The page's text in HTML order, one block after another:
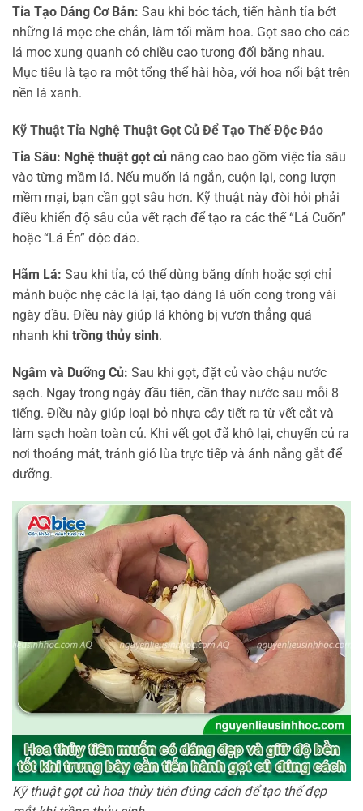
Tỉa Tạo Dáng Cơ Bản: Sau khi bóc tách, tiến hành tỉa bớt
những lá mọc che chắn, làm tối mầm hoa. Gọt sao cho các
lá mọc xung quanh có chiều cao tương đối bằng nhau.
Mục tiêu là tạo ra một tổng thể hài hòa, với hoa nổi bật trên
nền lá xanh.
Kỹ Thuật Tỉa Nghệ Thuật Gọt Củ Để Tạo Thế Độc Đáo
Tỉa Sâu: Nghệ thuật gọt củ nâng cao bao gồm việc tỉa sâu
vào từng mầm lá. Nếu muốn lá ngắn, cuộn lại, cong lượn
mềm mại, bạn cần gọt sâu hơn. Kỹ thuật này đòi hỏi phải
điều khiển độ sâu của vết rạch để tạo ra các thế “Lá Cuốn”
hoặc “Lá Én” độc đáo.
Hãm Lá: Sau khi tỉa, có thể dùng băng dính hoặc sợi chỉ
mảnh buộc nhẹ các lá lại, tạo dáng lá uốn cong trong vài
ngày đầu. Điều này giúp lá không bị vươn thẳng quá
nhanh khi trồng thủy sinh.
Ngâm và Dưỡng Củ: Sau khi gọt, đặt củ vào chậu nước
sạch. Ngay trong ngày đầu tiên, cần thay nước sau mỗi 8
tiếng. Điều này giúp loại bỏ nhựa cây tiết ra từ vết cắt và
làm sạch hoàn toàn củ. Khi vết gọt đã khô lại, chuyển củ ra
nơi thoáng mát, tránh gió lùa trực tiếp và ánh nắng gắt để
dưỡng.
Kỹ thuật gọt củ hoa thủy tiên đúng cách để tạo thế đẹp